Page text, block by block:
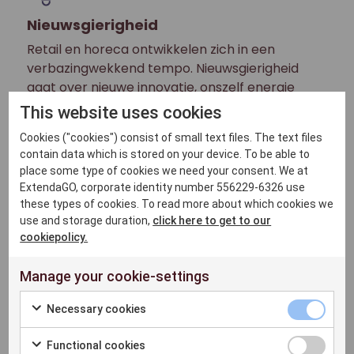
Nieuwsgierigheid
Retail en horeca ontwikkelen zich in een
verbazingwekkend tempo. Nieuwsgierigheid
gaat over nieuwe innovatie, onszelf energie
geven en elkaar motiveren om continu de
Kennis
succes is altijd ons belangrijkste doel. We zijn
trots op de kwaliteit van onze producten en de
diensten van ons uitgebreide partnernetwerk.
This website uses cookies
Cookies ("cookies") consist of small text files. The text files
contain data which is stored on your device. To be able to
place some type of cookies we need your consent. We at
ExtendaGO, corporate identity number 556229-6326 use
these types of cookies. To read more about which cookies we
use and storage duration, click here to get to our
cookiepolicy.
Manage your cookie-settings
Necessary cookies
Functional cookies